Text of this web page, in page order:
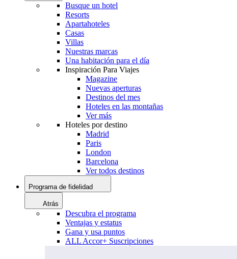
Busque un hotel
Resorts
Apartahoteles
Casas
Villas
Nuestras marcas
Una habitación para el día
Inspiración Para Viajes
Magazine
Nuevas aperturas
Destinos del mes
Hoteles en las montañas
Ver más
Hoteles por destino
Madrid
Paris
London
Barcelona
Ver todos destinos
Programa de fidelidad
Atrás
Descubra el programa
Ventajas y estatus
Gana y usa puntos
ALL Accor+ Suscripciones